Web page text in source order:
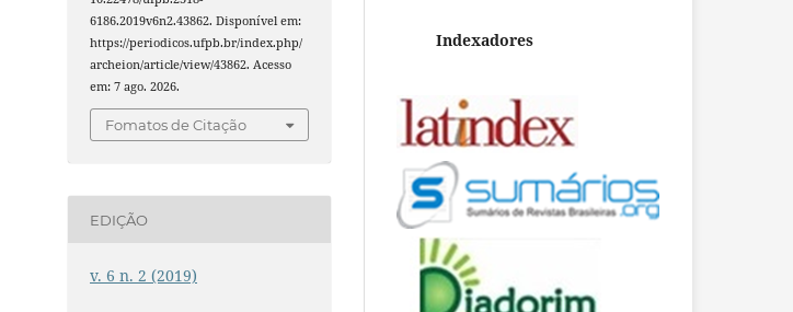
6186.2019v6n2.43862. Disponível em:
https://periodicos.ufpb.br/index.php/
archeion/article/view/43862. Acesso
em: 7 ago. 2026.
Fomatos de Citação
EDIÇÃO
v. 6 n. 2 (2019)
Indexadores